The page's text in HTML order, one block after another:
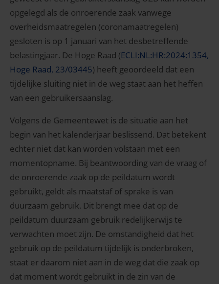
opgelegd als de onroerende zaak vanwege
overheidsmaatregelen (coronamaatregelen)
gesloten is op 1 januari van het desbetreffende
belastingjaar. De Hoge Raad (ECLI:NL:HR:2024:1354,
Hoge Raad, 23/03445) heeft geoordeeld dat een
tijdelijke sluiting niet in de weg staat aan het heffen
van een gebruikersaanslag.
Volgens de Gemeentewet is de situatie aan het
begin van het kalenderjaar beslissend. Dat betekent
echter niet dat kan worden volstaan met een
momentopname. Bij beantwoording van de vraag of
de onroerende zaak op de peildatum wordt
gebruikt, geldt als maatstaf of sprake is van
duurzaam gebruik. Dit brengt mee dat op de
peildatum duurzaam gebruik redelijkerwijs te
verwachten moet zijn. De omstandigheid dat het
gebruik op de peildatum tijdelijk is onderbroken,
staat er daarom niet aan in de weg dat die zaak op
dat moment wordt gebruikt in de zin van de